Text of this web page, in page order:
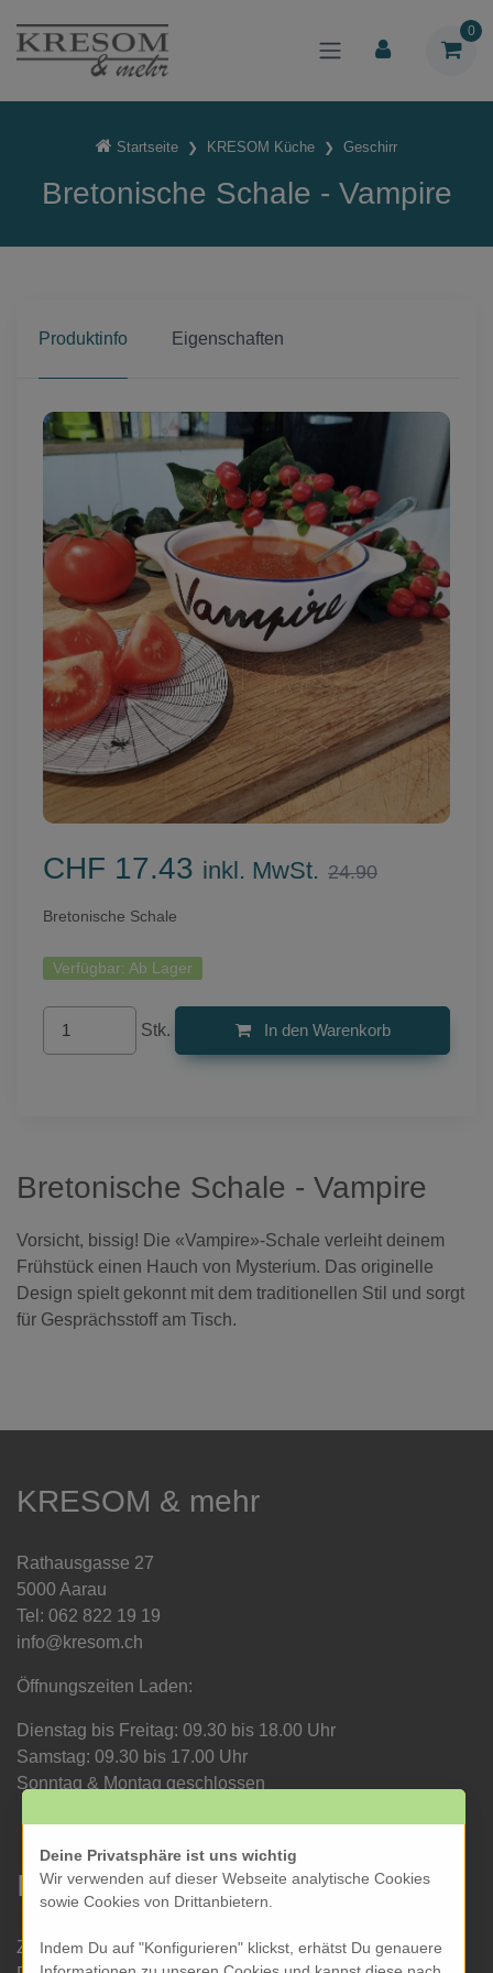
0
Startseite KRESOM Küche Geschirr
Bretonische Schale - Vampire
Produktinfo Eigenschaften
CHF 17.43 inkl. MwSt. 24.90
Bretonische Schale
Verfügbar: Ab Lager
Stk. In den Warenkorb
Bretonische Schale - Vampire
Vorsicht, bissig! Die «Vampire»-Schale verleiht deinem
Frühstück einen Hauch von Mysterium. Das originelle
Design spielt gekonnt mit dem traditionellen Stil und sorgt
für Gesprächsstoff am Tisch.
KRESOM & mehr
Rathausgasse 27
5000 Aarau
Tel: 062 822 19 19
info@kresom.ch
Öffnungszeiten Laden:
Dienstag bis Freitag: 09.30 bis 18.00 Uhr
Samstag: 09.30 bis 17.00 Uhr
Sonntag & Montag geschlossen
Informationen
Zahlung und Versand
Deine Privatsphäre ist uns wichtig
Wir verwenden auf dieser Webseite analytische Cookies
sowie Cookies von Drittanbietern.
Indem Du auf "Konfigurieren" klickst, erhätst Du genauere